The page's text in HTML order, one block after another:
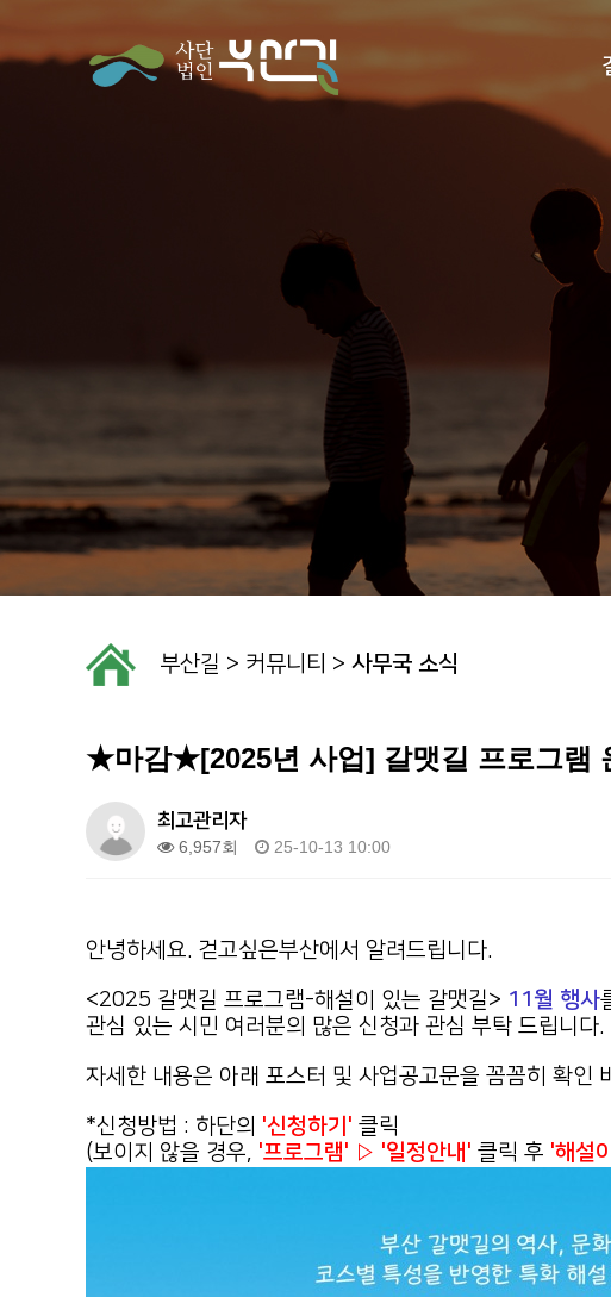
부산길 > 커뮤니티 > 사무국 소식
★마감★[2025년 사업] 갈맷길 프로그램
최고관리자
6,957회 25-10-13 10:00
안녕하세요. 걷고싶은부산에서 알려드립니다.
<2025 갈맷길 프로그램-해설이 있는 갈맷길> 11월 행사
관심 있는 시민 여러분의 많은 신청과 관심 부탁 드립니다.
자세한 내용은 아래 포스터 및 사업공고문을 꼼꼼히 확인
*신청방법 : 하단의 '신청하기' 클릭
(보이지 않을 경우, '프로그램' ▷ '일정안내' 클릭 후 '해설